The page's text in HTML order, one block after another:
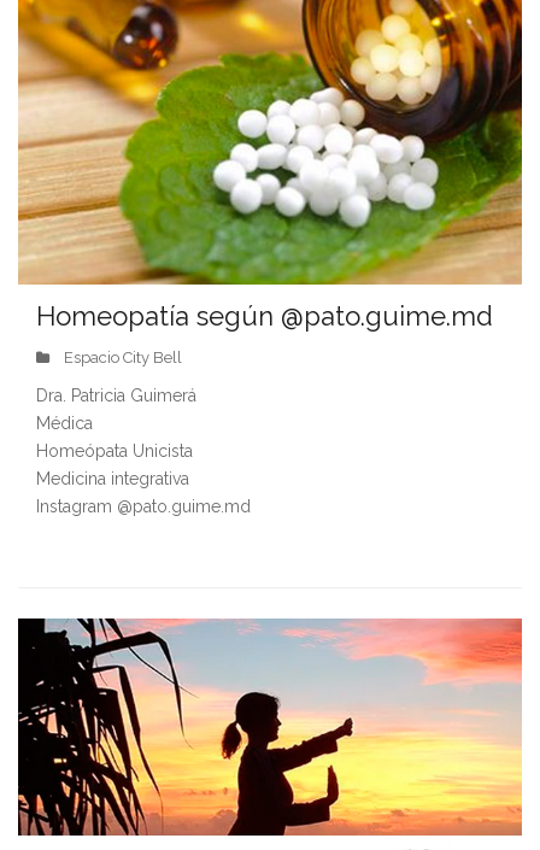
Homeopatía según @pato.guime.md
Espacio City Bell
Dra. Patricia Guimerá
Médica
Homeópata Unicista
Medicina integrativa
Instagram @pato.guime.md